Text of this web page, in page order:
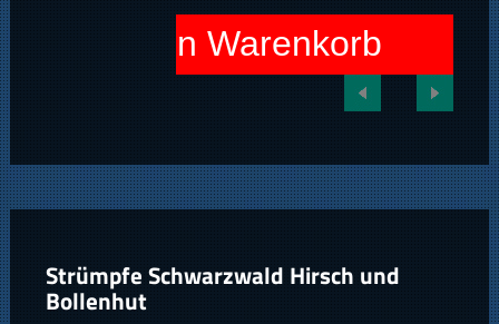
In den Warenkorb
Strümpfe Schwarzwald Hirsch und
Bollenhut